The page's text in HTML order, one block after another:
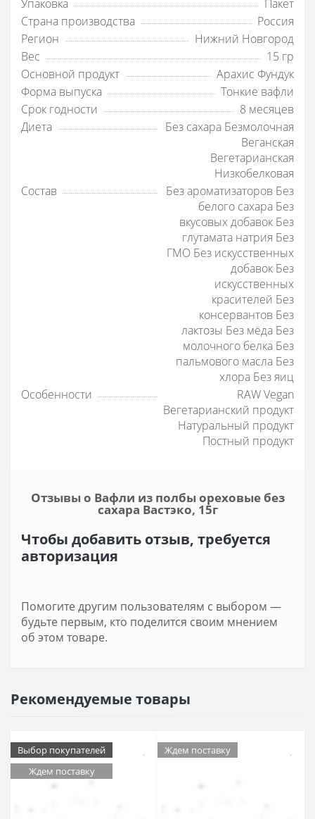
Упаковка
Пакет
Страна производства
Россия
Регион
Нижний Новгород
Вес
15 гр
Основной продукт
Арахис Фундук
Форма выпуска
Тонкие вафли
Срок годности
8 месяцев
Диета
Без сахара Безмолочная
Веганская
Вегетарианская
Низкобелковая
Состав
Без ароматизаторов Без
белого сахара Без
вкусовых добавок Без
глутамата натрия Без
ГМО Без искусственных
добавок Без
искусственных
красителей Без
консервантов Без
лактозы Без мёда Без
молочного белка Без
пальмового масла Без
хлора Без яиц
Особенности
RAW Vegan
Вегетарианский продукт
Натуральный продукт
Постный продукт
Отзывы о Вафли из полбы ореховые без
сахара Вастэко, 15г
Чтобы добавить отзыв, требуется
авторизация
Помогите другим пользователям с выбором —
будьте первым, кто поделится своим мнением
об этом товаре.
Рекомендуемые товары
Выбор покупателей
Ждем поставку
Ждем поставку